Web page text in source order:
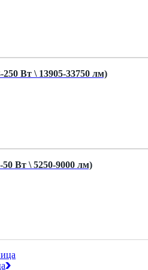
250 Вт \ 13905-33750 лм)
50 Вт \ 5250-9000 лм)